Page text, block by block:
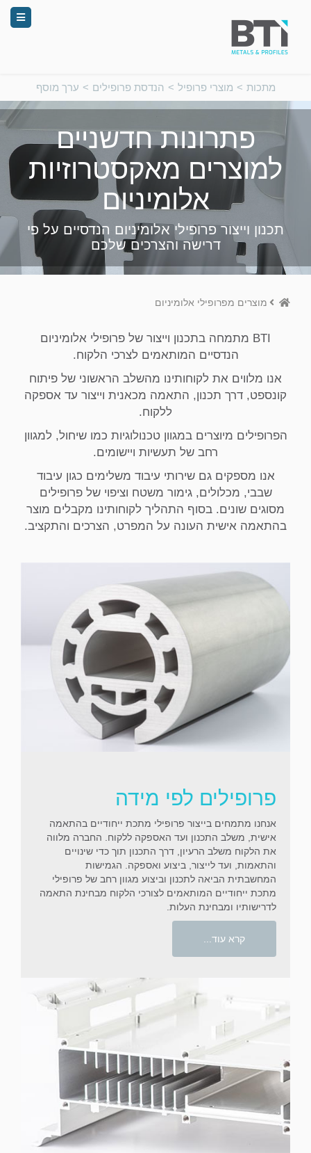
מתכות > מוצרי פרופיל > הנדסת פרופילים > ערך מוסף
פתרונות חדשניים
למוצרים מאקסטרוזיות
אלומיניום
תכנון וייצור פרופילי אלומיניום הנדסיים על פי
דרישה והצרכים שלכם
Homeמוצרים מפרופילי אלומיניום
BTI מתמחה בתכנון וייצור של פרופילי אלומיניום
הנדסיים המותאמים לצרכי הלקוח.
אנו מלווים את לקוחותינו מהשלב הראשוני של פיתוח
קונספט, דרך תכנון, התאמה מכאנית וייצור עד אספקה
ללקוח.
הפרופילים מיוצרים במגוון טכנולוגיות כמו שיחול, למגוון
רחב של תעשיות ויישומים.
אנו מספקים גם שירותי עיבוד משלימים כגון עיבוד
שבבי, מכלולים, גימור משטח וציפוי של פרופילים
מסוגים שונים. בסוף התהליך לקוחותינו מקבלים מוצר
בהתאמה אישית העונה על המפרט, הצרכים והתקציב.
פרופילים לפי מידה
אנחנו מתמחים בייצור פרופילי מתכת ייחודיים בהתאמה
אישית, משלב התכנון ועד האספקה ללקוח. החברה מלווה
את הלקוח משלב הרעיון, דרך התכנון תוך כדי שינויים
והתאמות, ועד לייצור, ביצוע ואספקה. הגמישות
המחשבתית הביאה לתכנון וביצוע מגוון רחב של פרופילי
מתכת ייחודיים המותאמים לצורכי הלקוח מבחינת התאמה
לדרישותיו ומבחינת העלות.
קרא עוד...